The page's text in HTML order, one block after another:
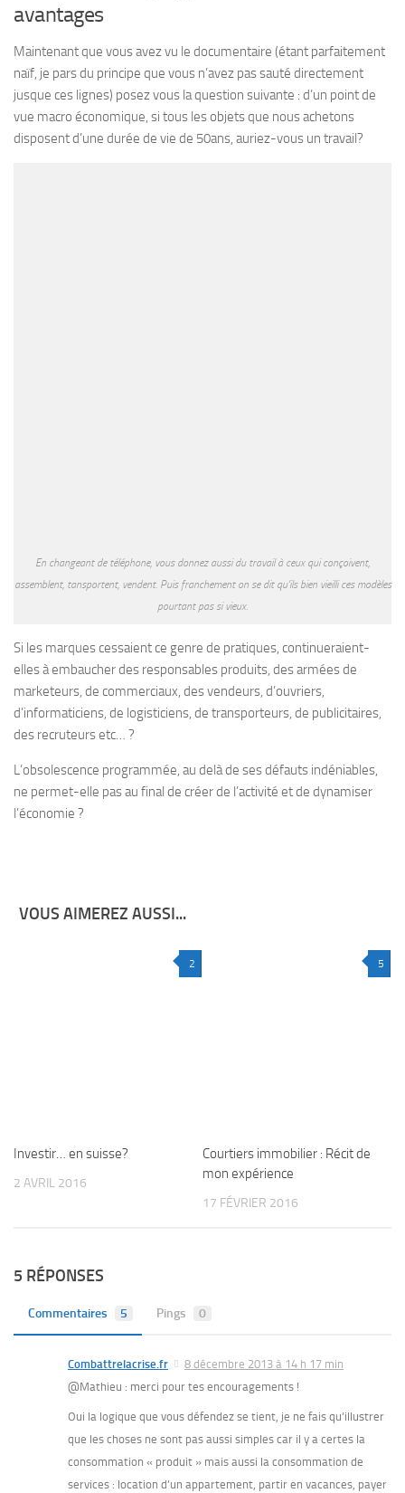
avantages
Maintenant que vous avez vu le documentaire (étant parfaitement
naïf, je pars du principe que vous n’avez pas sauté directement
jusque ces lignes) posez vous la question suivante : d’un point de
vue macro économique, si tous les objets que nous achetons
disposent d’une durée de vie de 50ans, auriez-vous un travail?
En changeant de téléphone, vous donnez aussi du travail à ceux qui conçoivent,
assemblent, tansportent, vendent. Puis franchement on se dit qu’ils bien vieilli ces modèles
pourtant pas si vieux.
Si les marques cessaient ce genre de pratiques, continueraient-
elles à embaucher des responsables produits, des armées de
marketeurs, de commerciaux, des vendeurs, d’ouvriers,
d’informaticiens, de logisticiens, de transporteurs, de publicitaires,
des recruteurs etc… ?
L’obsolescence programmée, au delà de ses défauts indéniables,
ne permet-elle pas au final de créer de l’activité et de dynamiser
l’économie ?
VOUS AIMEREZ AUSSI...
2
Investir… en suisse?
2 AVRIL 2016
5
Courtiers immobilier : Récit de
mon expérience
17 FÉVRIER 2016
5 RÉPONSES
Commentaires 5 Pings 0
Combattrelacrise.fr
8 décembre 2013 à 14 h 17 min
@Mathieu : merci pour tes encouragements !
Oui la logique que vous défendez se tient, je ne fais qu’illustrer
que les choses ne sont pas aussi simples car il y a certes la
consommation « produit » mais aussi la consommation de
services : location d’un appartement, partir en vacances, payer